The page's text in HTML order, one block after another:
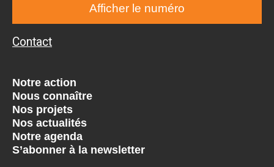
Afficher le numéro
Contact
Notre action
Nous connaître
Nos projets
Nos actualités
Notre agenda
S’abonner à la newsletter